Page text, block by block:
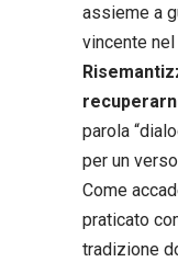
assieme a
vincente
parola
per un
Come
praticato
tradizione